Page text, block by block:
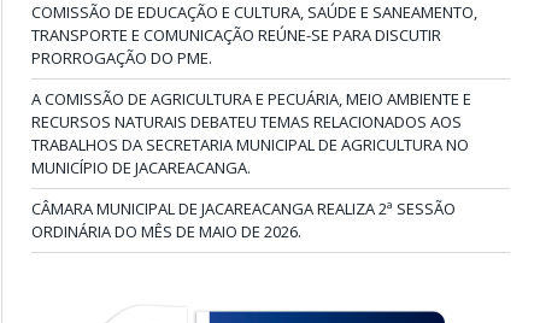
COMISSÃO DE EDUCAÇÃO E CULTURA, SAÚDE E SANEAMENTO,
TRANSPORTE E COMUNICAÇÃO REÚNE-SE PARA DISCUTIR
PRORROGAÇÃO DO PME.
A COMISSÃO DE AGRICULTURA E PECUÁRIA, MEIO AMBIENTE E
RECURSOS NATURAIS DEBATEU TEMAS RELACIONADOS AOS
TRABALHOS DA SECRETARIA MUNICIPAL DE AGRICULTURA NO
MUNICÍPIO DE JACAREACANGA.
CÂMARA MUNICIPAL DE JACAREACANGA REALIZA 2ª SESSÃO
ORDINÁRIA DO MÊS DE MAIO DE 2026.